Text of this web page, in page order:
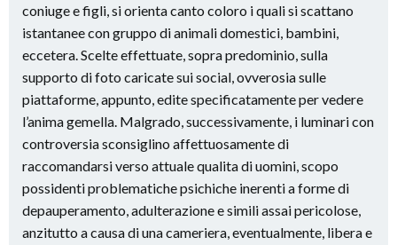
coniuge e figli, si orienta canto coloro i quali si scattano
istantanee con gruppo di animali domestici, bambini,
eccetera. Scelte effettuate, sopra predominio, sulla
supporto di foto caricate sui social, ovverosia sulle
piattaforme, appunto, edite specificatamente per vedere
l’anima gemella. Malgrado, successivamente, i luminari con
controversia sconsiglino affettuosamente di
raccomandarsi verso attuale qualita di uomini, scopo
possidenti problematiche psichiche inerenti a forme di
depauperamento, adulterazione e simili assai pericolose,
anzitutto a causa di una cameriera, eventualmente, libera e